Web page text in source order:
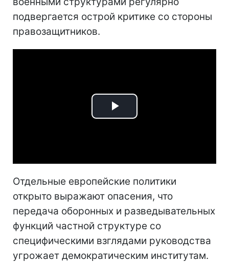
подвергается острой критике со стороны
правозащитников.
Play
Отдельные европейские политики
открыто выражают опасения, что
передача оборонных и разведывательных
функций частной структуре со
специфическими взглядами руководства
угрожает демократическим институтам.